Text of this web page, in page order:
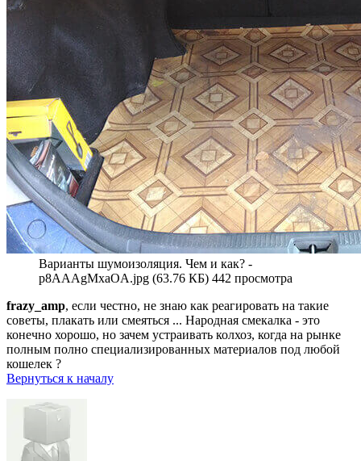
Варианты шумоизоляция. Чем и как? -
p8AAAgMxaOA.jpg (63.76 КБ) 442 просмотра
frazy_amp, если честно, не знаю как реагировать на такие
советы, плакать или смеяться ... Народная смекалка - это
конечно хорошо, но зачем устраивать колхоз, когда на рынке
полным полно специализированных материалов под любой
кошелек ?
Вернуться к началу